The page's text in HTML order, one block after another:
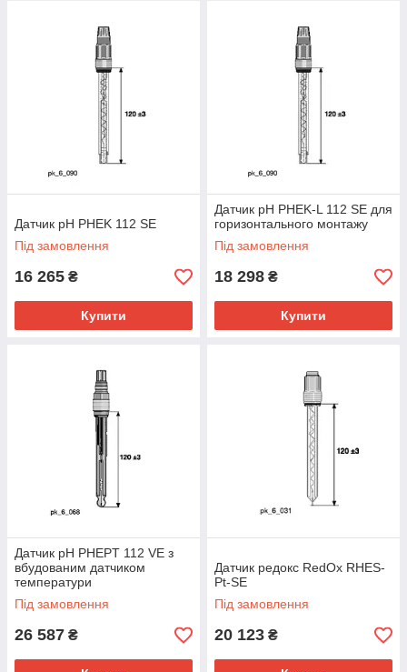
Датчик pH PHEK 112 SE
Під замовлення
16 265 ₴
Купити
Датчик pH PHEK-L 112 SE для
горизонтального монтажу
Під замовлення
18 298 ₴
Купити
Датчик pH PHEPT 112 VE з
вбудованим датчиком
температури
Під замовлення
26 587 ₴
Датчик редокс RedOx RHES-
Pt-SE
Під замовлення
20 123 ₴